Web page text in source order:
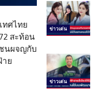
ทศไทย
สะท้อน
นผจญกับ
าย
ข่าวเด่น
ข่าวเด่น